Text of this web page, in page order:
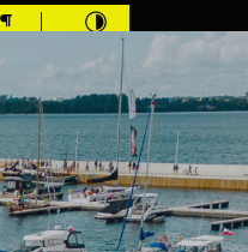
INWESTYCJE